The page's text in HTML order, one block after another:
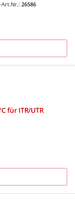
Art.Nr.: 26586
für ITR/UTR